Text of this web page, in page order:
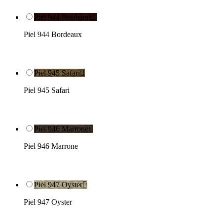
Piel 944 Bordeaux 
Piel 944 Bordeaux
Piel 945 Safari
Piel 945 Safari
Piel 946 Marrone
Piel 946 Marrone
Piel 947 Oyster
Piel 947 Oyster